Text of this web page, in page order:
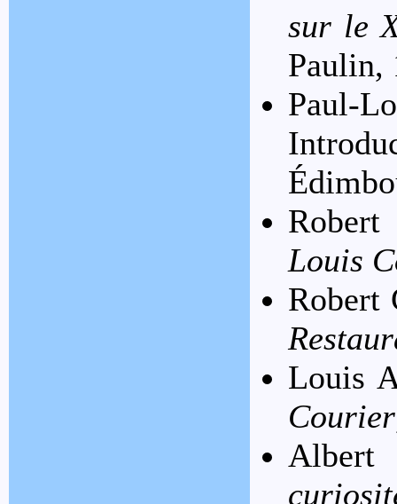
sur le
Paulin,
Paul-
Louis
Robert
Louis
Courier